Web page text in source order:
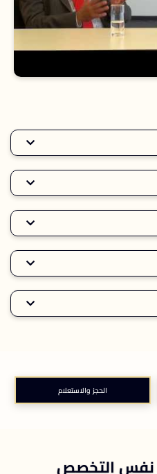
الحجز والاستعلام
نفس التخصص